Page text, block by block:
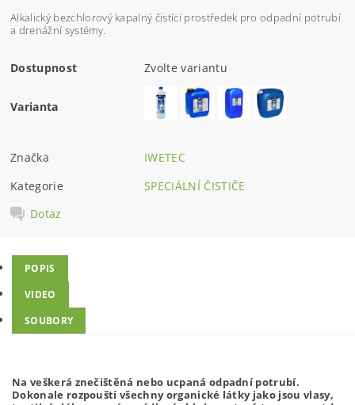
Alkalický bezchlorový kapalný čistící prostředek pro odpadní potrubí
a drenážní systémy.
Dostupnost Zvolte variantu
Varianta
Značka
IWETEC
Kategorie
SPECIÁLNÍ ČISTIČE
Dotaz
POPIS
VIDEO
SOUBORY
Na veškerá znečištěná nebo ucpaná odpadní potrubí.
Dokonale rozpouští všechny organické látky jako jsou vlasy,